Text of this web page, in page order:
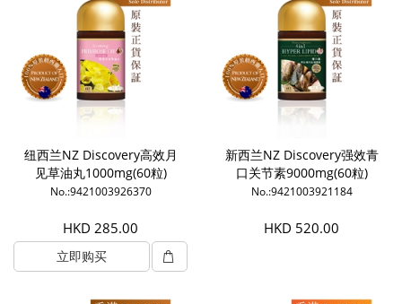
纽西兰NZ Discovery高效月
见草油丸1000mg(60粒)
No.:9421003926370
HKD 285.00
立即购买
新西兰NZ Discovery强效青
口关节素9000mg(60粒)
No.:9421003921184
HKD 520.00